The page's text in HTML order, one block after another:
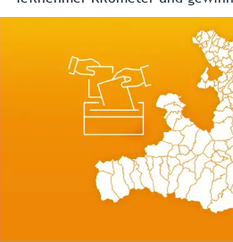
und Lebensqualität.